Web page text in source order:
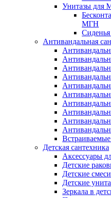
Унитазы для
МГН
Антивандальная
Детская сантехника
Аксессуары
Детские
Детские
Детские
Зеркала в